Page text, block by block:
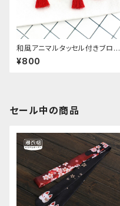
和風アニマルタッセル付きブロー
チ
¥800
セール中の商品